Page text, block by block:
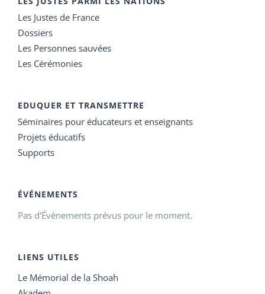
Les Justes de France
Dossiers
Les Personnes sauvées
Les Cérémonies
EDUQUER ET TRANSMETTRE
Séminaires pour éducateurs et enseignants
Projets éducatifs
Supports
ÉVÉNEMENTS
Pas d'Évènements prévus pour le moment.
LIENS UTILES
Le Mémorial de la Shoah